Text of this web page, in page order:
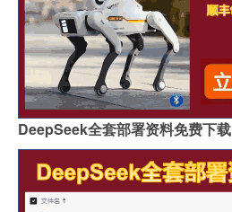
DeepSeek全套部署资料免费下载